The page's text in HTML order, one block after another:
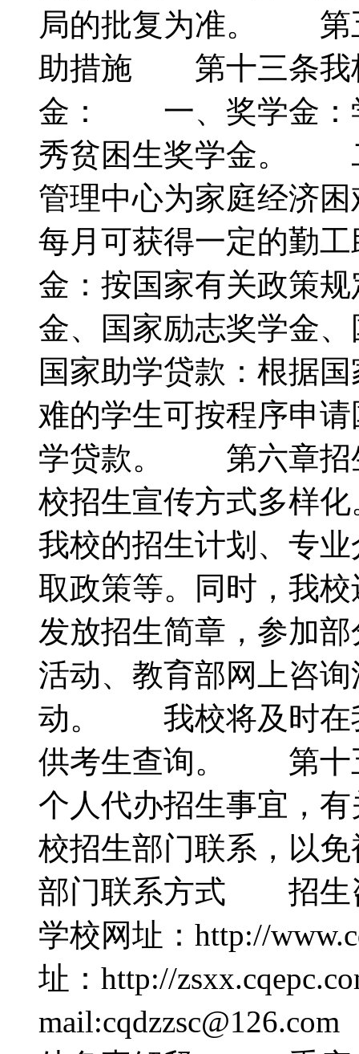
局的批复为准。 第
助措施 第十三条我
金： 一、奖学金：
秀贫困生奖学金。
管理中心为家庭经济
每月可获得一定的勤
金：按国家有关政策
金、国家励志奖学金
国家助学贷款：根据
难的学生可按程序申
学贷款。 第六章招
校招生宣传方式多样
我校的招生计划、专
取政策等。同时，我
发放招生简章，参加
活动、教育部网上咨
动。 我校将及时在
供考生查询。 第十
个人代办招生事宜，
校招生部门联系，以
部门联系方式 招生
学校网址：http://
址：http://